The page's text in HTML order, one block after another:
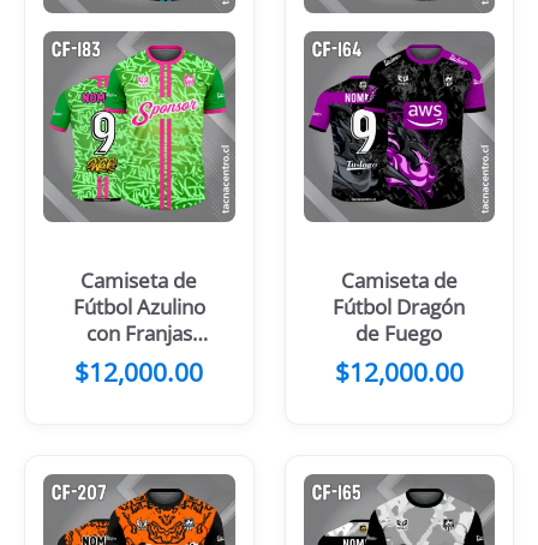
Camiseta de
Fútbol Azulino
con Franjas
Celestes en el
Centro
$12,000.00
Camiseta de
Fútbol Dragón
de Fuego
$12,000.00